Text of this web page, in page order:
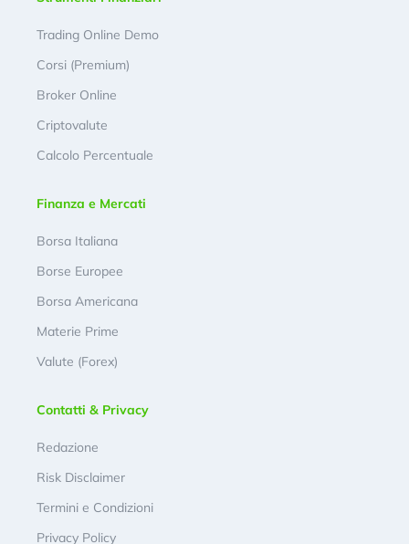
Trading Online Demo
Corsi (Premium)
Broker Online
Criptovalute
Calcolo Percentuale
Finanza e Mercati
Borsa Italiana
Borse Europee
Borsa Americana
Materie Prime
Valute (Forex)
Contatti & Privacy
Redazione
Risk Disclaimer
Termini e Condizioni
Privacy Policy